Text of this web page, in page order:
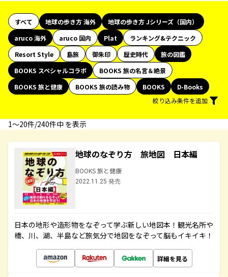
すべて 地球の歩き方 海外
地球の歩き方 Jシリーズ（国内）
aruco 海外
aruco 国内 Plat
ランキング&テクニック
Resort Style
島旅 御朱印 歴史時代
旅の図鑑
BOOKS スペシャルコラボ
BOOKS 旅の名言＆絶景
BOOKS 旅と健康
BOOKS 旅の読み物 BOOKS
D-Books
絞り込み条件を追加
1〜20件/240件中 を表示
地球のなぞり方 旅地図 日本編
BOOKS 旅と健康
2022.11.25 発売
日本の地形や造形物をなぞって学ぶ新しい地図本！観光名所や
橋、川、湖、半島など旅気分で地図をなぞって脳もイキイキ！
詳細を見る